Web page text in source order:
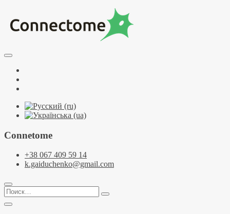
содержимому
Connectome
Курсы по НЛП и коучингу. НЛП-Практик. НЛП-Мастер.
Connetome
+38 067 409 59 14
k.gaiduchenko@gmail.com
Поиск…